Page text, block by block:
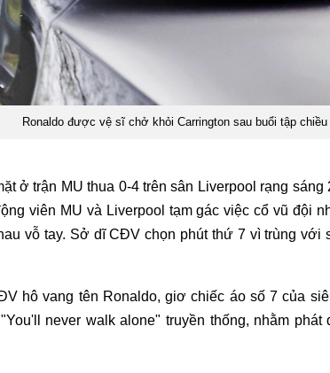
Ronaldo được vệ sĩ chở khỏi Carrington sau buổi tập chiều
ở trận MU thua 0-4 trên sân Liverpool rạng
viên MU và Liverpool tạm gác việc cổ vũ đội
vỗ tay. Sở dĩ CĐV chọn phút thứ 7 vì trùng với
hô vang tên Ronaldo, giơ chiếc áo số 7 của
never walk alone" truyền thống, nhằm phát